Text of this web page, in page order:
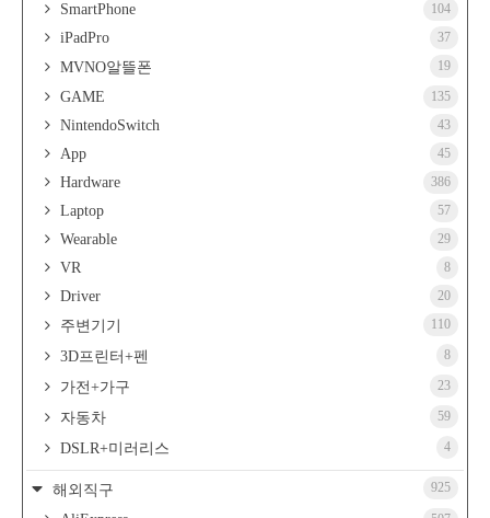
SmartPhone 104
iPadPro 37
MVNO알뜰폰 19
GAME 135
NintendoSwitch 43
App 45
Hardware 386
Laptop 57
Wearable 29
VR 8
Driver 20
주변기기 110
3D프린터+펜 8
가전+가구 23
자동차 59
DSLR+미러리스 4
해외직구 925